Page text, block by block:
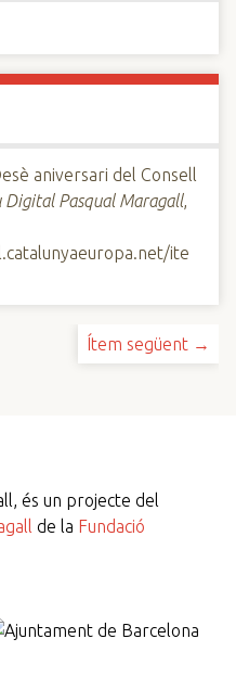
aniversari del Consell
Digital Pasqual Maragall,
ite
Ítem següent →
és un projecte del
de la Fundació